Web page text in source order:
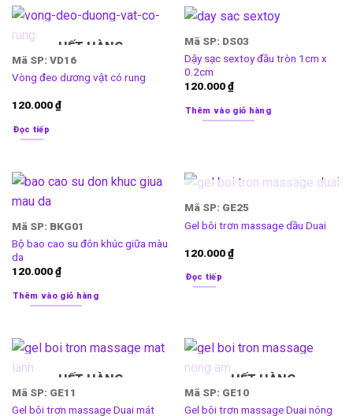
HẾT HÀNG
Mã SP: VD16
Vòng đeo dương vật có rung
120.000₫
Đọc tiếp
Mã SP: DS03
Dậy sạc sextoy đầu tròn 1cm x
0.2cm
120.000₫
Thêm vào giỏ hàng
Mã SP: BKG01
Bộ bao cao su đôn khúc giữa màu
da
120.000₫
Thêm vào giỏ hàng
HẾT HÀNG
Mã SP: GE25
Gel bôi trơn massage dầu Duai
120.000₫
Đọc tiếp
HẾT HÀNG
Mã SP: GE11
Gel bôi trơn massage Duai mát
HẾT HÀNG
Mã SP: GE10
Gel bôi trơn massage Duai nóng